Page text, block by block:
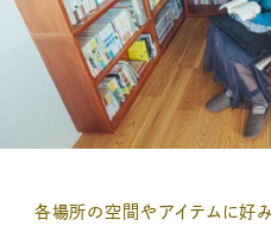
各場所の空間やアイテムに好